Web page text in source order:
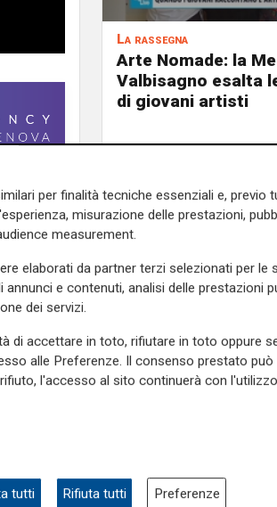
dal
Notte" a
di lunga
"È stata
subito
con
e si
leggera,
essere
era molto
La rassegna
Arte Nomade: la
Valbisagno esalta
di giovani artisti
per finalità tecniche essenziali e, previo
misurazione delle prestazioni,
measurement.
elaborati da partner terzi selezionati per le
e contenuti, analisi delle prestazioni
dei servizi.
di accettare in toto, rifiutare in toto oppure
alle Preferenze. Il consenso prestato
l'accesso al sito continuerà con
tutti Rifiuta tutti Preferenze